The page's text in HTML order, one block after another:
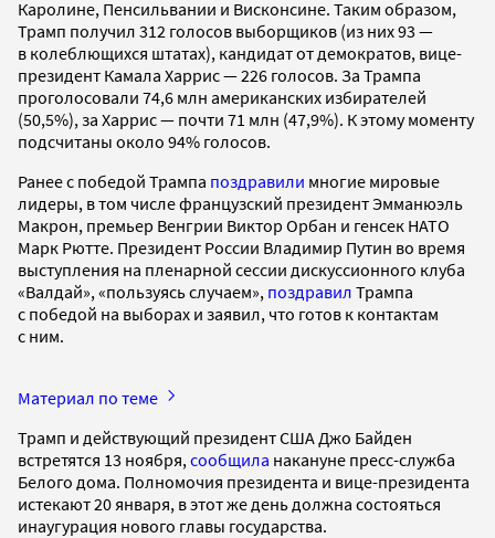
Каролине, Пенсильвании и Висконсине. Таким образом,
Трамп получил 312 голосов выборщиков (из них 93 —
в колеблющихся штатах), кандидат от демократов, вице-
президент Камала Харрис — 226 голосов. За Трампа
проголосовали 74,6 млн американских избирателей
(50,5%), за Харрис — почти 71 млн (47,9%). К этому моменту
подсчитаны около 94% голосов.
Ранее с победой Трампа поздравили многие мировые
лидеры, в том числе французский президент Эмманюэль
Макрон, премьер Венгрии Виктор Орбан и генсек НАТО
Марк Рютте. Президент России Владимир Путин во время
выступления на пленарной сессии дискуссионного клуба
«Валдай», «пользуясь случаем», поздравил Трампа
с победой на выборах и заявил, что готов к контактам
с ним.
Материал по теме
Трамп и действующий президент США Джо Байден
встретятся 13 ноября, сообщила накануне пресс-служба
Белого дома. Полномочия президента и вице-президента
истекают 20 января, в этот же день должна состояться
инаугурация нового главы государства.